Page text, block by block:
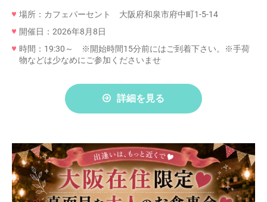
場所：カフェパーセント 大阪府和泉市府中町1-5-14
開催日：2026年8月8日
時間：19:30～ ※開始時間15分前にはご到着下さい。※手荷
物などは少なめにご参加くださいませ
詳細を見る